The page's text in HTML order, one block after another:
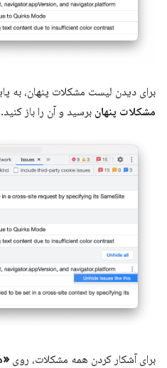
برای دیدن لیست مشکلات پنهان، به
مشکلات پنهان برسید و آن را باز کنید.
برای آشکار کردن همه مشکلات، روی